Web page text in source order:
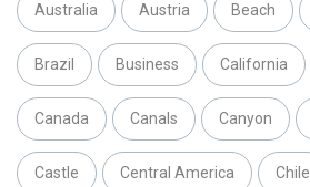
Australia Austria Beach
Brazil Business California
Canada Canals Canyon
Castle Central America Chile